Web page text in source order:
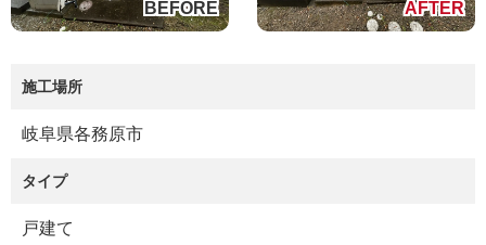
施工場所
岐阜県各務原市
タイプ
戸建て